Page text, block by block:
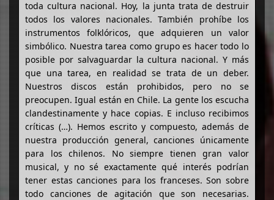
toda cultura nacional. Hoy, la junta trata de destruir
todos los valores nacionales. También prohíbe los
instrumentos folklóricos, que adquieren un valor
simbólico. Nuestra tarea como grupo es hacer todo lo
posible por salvaguardar la cultura nacional. Y más
que una tarea, en realidad se trata de un deber.
Nuestros discos están prohibidos, pero no se
preocupen. Igual están en Chile. La gente los escucha
clandestinamente y hace copias. E incluso recibimos
críticas (…). Hemos escrito y compuesto, además de
nuestra producción general, canciones únicamente
para los chilenos. No siempre tienen gran valor
musical, y no sé exactamente qué interés podrían
tener estas canciones para los franceses. Son sobre
todo canciones de agitación que son necesarias.